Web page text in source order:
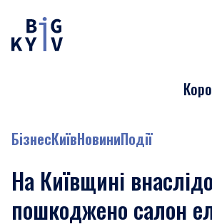
БізнесКиївНовиниПодії
На Київщині
пошкоджено салон